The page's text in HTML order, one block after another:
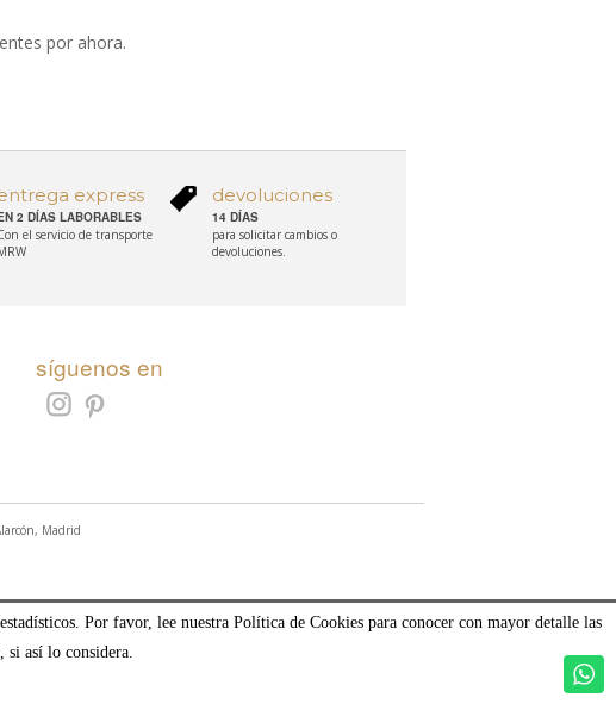
Por favor, lee nuestra Política de Cookies para conocer con mayor detalle las
si así lo considera.
por ahora.
express
2 DÍAS LABORABLES
el servicio de transporte
devoluciones
14 DÍAS
para solicitar cambios o
devoluciones.
síguenos en
Madrid